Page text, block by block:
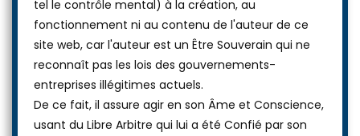
tel le contrôle mental) à la création, au
fonctionnement ni au contenu de l'auteur de ce
site web, car l'auteur est un Être Souverain qui ne
reconnaît pas les lois des gouvernements-
entreprises illégitimes actuels.
De ce fait, il assure agir en son Âme et Conscience,
usant du Libre Arbitre qui lui a été Confié par son